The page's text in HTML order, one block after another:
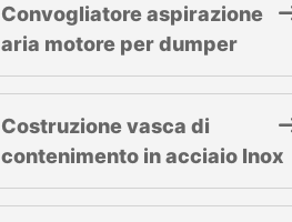
Convogliatore aspirazione
aria motore per dumper
Costruzione vasca di
contenimento in acciaio Inox